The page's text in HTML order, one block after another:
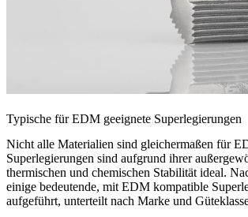
Typische für EDM geeignete Superlegierungen
Nicht alle Materialien sind gleichermaßen für
Superlegierungen sind aufgrund ihrer
thermischen und chemischen Stabilität ideal.
einige bedeutende, mit EDM kompatible
aufgeführt, unterteilt nach Marke und